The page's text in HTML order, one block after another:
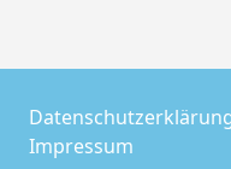
Impressum